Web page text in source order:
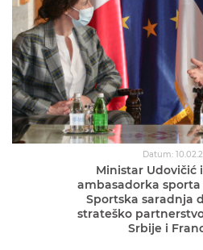
Datum:
Ministar Udovičić
ambasadorka sporta
Sportska saradnja
strateško
Srbije i